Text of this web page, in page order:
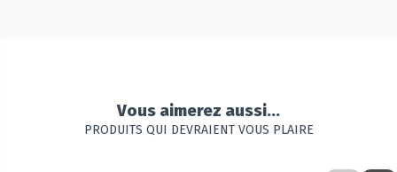
Vous aimerez aussi...
PRODUITS QUI DEVRAIENT VOUS PLAIRE